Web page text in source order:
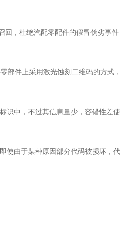
，杜绝汽配零配件的假冒伪劣事件
部件上采用激光蚀刻二维码的方式，
识中，不过其信息量少，容错性差使
使由于某种原因部分代码被损坏，代